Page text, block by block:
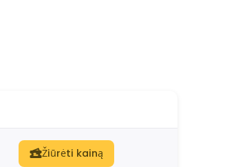
Žiūrėti kainą